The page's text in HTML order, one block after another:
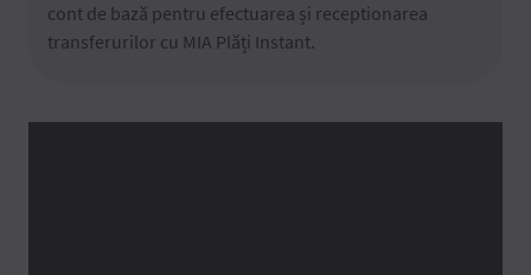
cont de bază pentru efectuarea și receptionarea
transferurilor cu MIA Plăți Instant.